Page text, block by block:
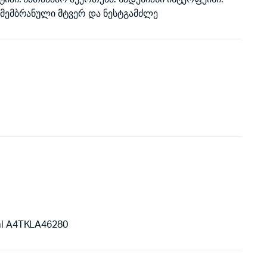
მტვერ და ნესტგამძლე
A4TKLA46280